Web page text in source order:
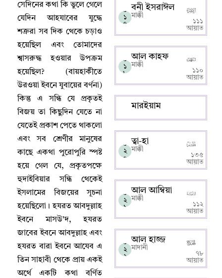
সেদিনের কথা কি ভুলে গেলে
যেদিন আহযাবের যুদ্ধে
শত্রুরা সব দিক থেকে চড়াও
হয়েছিল এবং তোমাদের
শ্বাসরুদ্ধ হওয়ার উপক্রম
হয়েছিল? (বায়হাকীতে
উরওয়া ইবনে যুবায়ের বর্ণনা)
কিন্তু এ সন্ধি যে প্রকৃতই
বিজয় তা কিছুদিন যেতে না
যেতেই প্রকাশ পেতে থাকলো
এবং সব শ্রেণীর মানুষের
কাছে একথা পুরোপুরি স্পষ্ট
হয়ে গেল যে,প্রকৃতপক্ষে
হুদাইবিয়ার সন্ধি থেকেই
ইসলামের বিজয়ের সূচনা
হয়েছিলো । হযরত আবদুল্লাহ
ইবনে মাসউ’দ,হযরত
জাবের ইবনে আবদুল্লাহ এবং
হযরত বারা ইবনে আযেব এ
তিন সাহাবী থেকে প্রায় একই
অর্থে একটি কথা বর্ণিত
০
১
৭
বনী ইসরাঈল
মাক্কী
১১১
আয়াত
০
১
৮
আল কাহফ
মাক্কী
১১০
আয়াত
মারইয়াম
০
২
০
ত্বা-হা
মাক্কী
১৩৫
আয়াত
০
২
১
আল আম্বিয়া
মাক্কী
১১২
আয়াত
০
২
২
আল হাজ্জ
মাদানী
৭৮
আয়াত